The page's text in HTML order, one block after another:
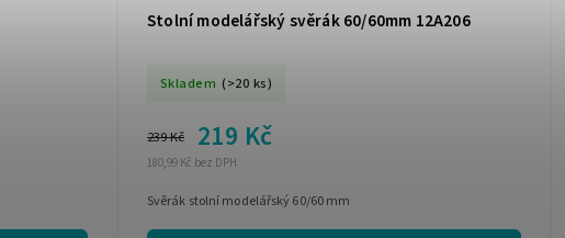
Stolní modelářský svěrák 60/60mm 12A206
Skladem (>20 ks)
180,99 Kč bez DPH
239 Kč 219 Kč
Svěrák stolní modelářský 60/60 mm